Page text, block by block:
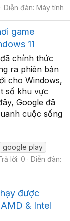
Diễn đàn: Máy tính
game
11
chính thức
ra phiên bản
cho Windows,
số khu vực
Google đã
cuộc sống
google play
lời: 0
Diễn đàn:
được
& Intel